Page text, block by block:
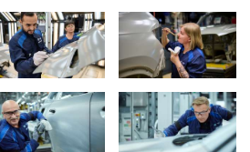
произведени през 2025 г. в
– тоест изцяло
хибриди. С над 266 000
произвежданият модел. На BMW
автомобила. На вътрешния пазар
55 000 автомобила. Повече от
през 2025 г. в Регенсбург
на клиенти в други европейски